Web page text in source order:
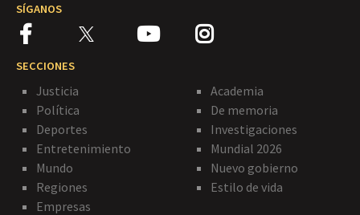
SÍGANOS
SECCIONES
Justicia
Política
Deportes
Entretenimiento
Mundo
Regiones
Empresas
Academia
De memoria
Investigaciones
Mundial 2026
Nuevo gobierno
Estilo de vida